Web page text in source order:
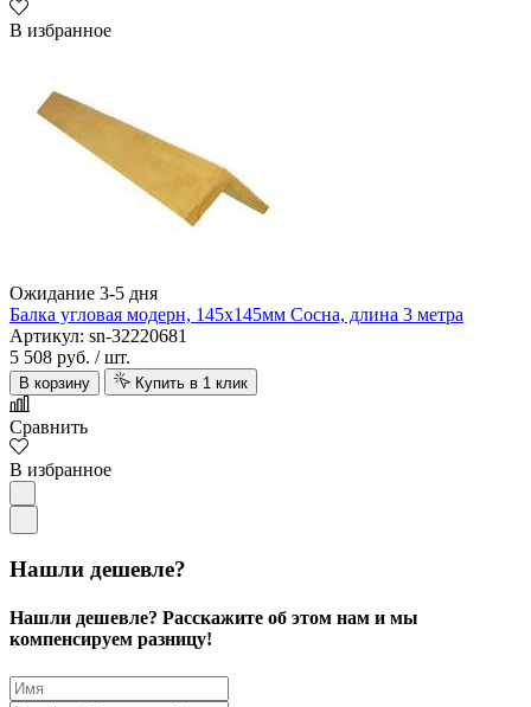
В избранное
Ожидание 3-5 дня
Балка угловая модерн, 145х145мм Сосна, длина 3 метра
Артикул: sn-32220681
5 508 руб. / шт.
В корзину Купить в 1 клик
Сравнить
В избранное
Нашли дешевле?
Нашли дешевле? Расскажите об этом нам и мы
компенсируем разницу!